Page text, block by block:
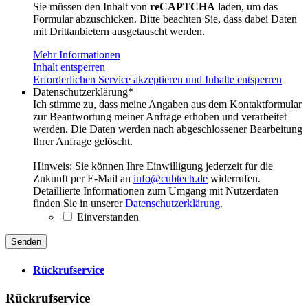
Sie müssen den Inhalt von reCAPTCHA laden, um das
Formular abzuschicken. Bitte beachten Sie, dass dabei Daten
mit Drittanbietern ausgetauscht werden.
Mehr Informationen
Inhalt entsperren
Erforderlichen Service akzeptieren und Inhalte entsperren
Datenschutzerklärung*
Ich stimme zu, dass meine Angaben aus dem Kontaktformular
zur Beantwortung meiner Anfrage erhoben und verarbeitet
werden. Die Daten werden nach abgeschlossener Bearbeitung
Ihrer Anfrage gelöscht.
Hinweis: Sie können Ihre Einwilligung jederzeit für die
Zukunft per E-Mail an info@cubtech.de widerrufen.
Detaillierte Informationen zum Umgang mit Nutzerdaten
finden Sie in unsererDatenschutzerklärung.
Einverstanden
Rückrufservice
Rückrufservice